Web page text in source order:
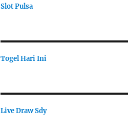
Slot Pulsa
Togel Hari Ini
Live Draw Sdy